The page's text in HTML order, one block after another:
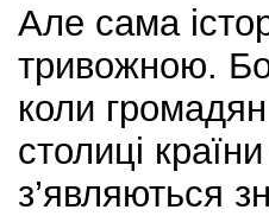
Але сама
тривожною.
коли
столиці
з’являються